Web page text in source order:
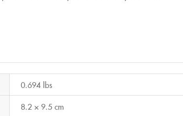
0.694 lbs
8.2 × 9.5 cm